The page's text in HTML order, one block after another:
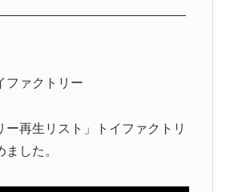
ァクトリー
ー再生リスト」トイファクトリ
した。